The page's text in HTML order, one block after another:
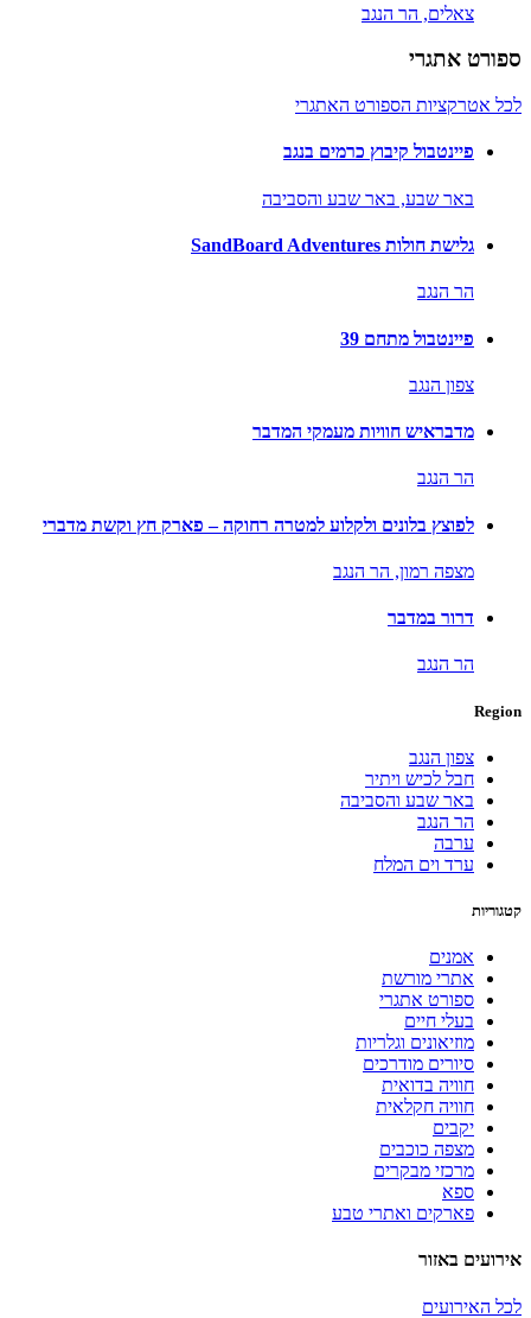
צאלים, הר הנגב
ספורט אתגרי
לכל אטרקציות הספורט האתגרי
פיינטבול קיבוץ כרמים בנגב
באר שבע, באר שבע והסביבה
גלישת חולות SandBoard Adventures
הר הנגב
פיינטבול מתחם 39
צפון הנגב
מדבראיש חוויות מעמקי המדבר
הר הנגב
לפוצץ בלונים ולקלוע למטרה רחוקה – פארק חץ וקשת מדברי
מצפה רמון, הר הנגב
דרור במדבר
הר הנגב
Region
צפון הנגב
חבל לכיש ויתיר
באר שבע והסביבה
הר הנגב
ערבה
ערד וים המלח
קטגוריות
אמנים
אתרי מורשת
ספורט אתגרי
בעלי חיים
מוזיאונים וגלריות
סיורים מודרכים
חוויה בדואית
חוויה חקלאית
יקבים
מצפה כוכבים
מרכזי מבקרים
ספא
פארקים ואתרי טבע
אירועים באזור
לכל האירועים